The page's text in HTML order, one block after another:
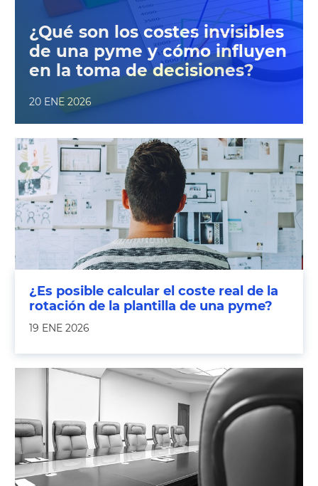
¿Qué son los costes invisibles
de una pyme y cómo influyen
en la toma de decisiones?
20 ENE 2026
¿Es posible calcular el coste real de la
rotación de la plantilla de una pyme?
19 ENE 2026